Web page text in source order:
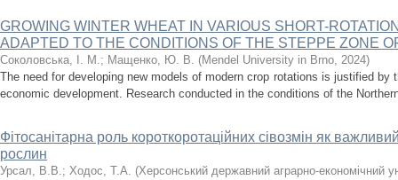
GROWING WINTER WHEAT IN VARIOUS SHORT-
ADAPTED TO THE CONDITIONS OF THE STEPPE ZONE
Соколовська, І. М.; Мащенко, Ю. В. (Mendel University in Brno, 2024)
The need for developing new models of modern crop rotations is justified by
economic development. Research conducted in the conditions of the
Фітосанітарна роль короткоротаційних сівозмін як
рослин
Урсал, В.В.; Ходос, Т.А. (Херсонський державний аграрно-економічний